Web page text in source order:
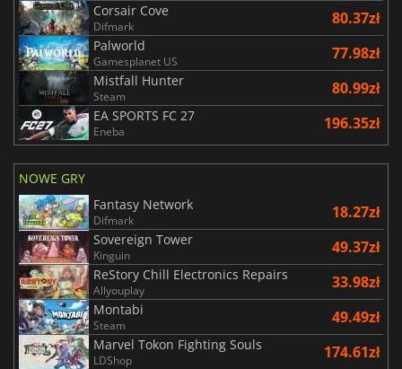
Corsair Cove
Difmark 80.37zł
Palworld
Gamesplanet US 77.98zł
Mistfall Hunter
Steam 80.99zł
EA SPORTS FC 27
Eneba 196.35zł
NOWE GRY
Fantasy Network
Difmark 18.27zł
Sovereign Tower
Kinguin 49.37zł
ReStory Chill Electronics Repairs
Allyouplay 33.98zł
Montabi
Steam 49.49zł
Marvel Tokon Fighting Souls
LDShop 174.61zł